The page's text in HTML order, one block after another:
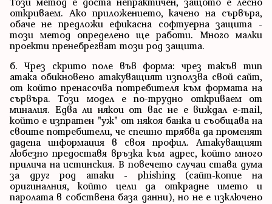
откриваем. Ако приложението, качено на сървъра,
обаче не предложи ефикасна софтуерна защита -
този метод определено ще работи. Много малки
проекти пренебрегват този род защита.
б. Чрез скрито поле във форма: чрез такъв тип
атака обикновено атакуващият използва свой сайт,
от който пренасочва потребителя към формата на
сървъра. Този модел е по-трудно откриваем от
миналия. Едва ли някои от вас не е виждал е-mail,
който е изпратен "уж" от някоя банка и съобщава на
своите потребители, че спешно трябва да променят
дадена информация в своя профил. Атакуващият
любезно предоставя връзка към адрес, който много
прилича на истинския. В повечето случаи става дума
за друг род атаки - phishing (сайт-копие на
оригиналния, който цели да открадне името и
паролата в собствена база данни), но не е изключено